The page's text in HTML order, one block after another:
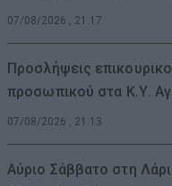
07/08/2026 , 21:17
Προσλήψεις
προσωπικού στα Κ.Υ.
07/08/2026 , 21:13
Αύριο Σάββατο στη